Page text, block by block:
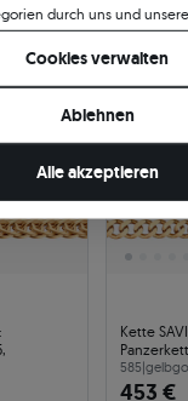
24h -12%
Kette
585|
453 €
durch uns und
Sie mich wählen"
Ihre Zustimmung jederzeit
ändern.
Cookies verwalten
Ablehnen
Alle akzeptieren